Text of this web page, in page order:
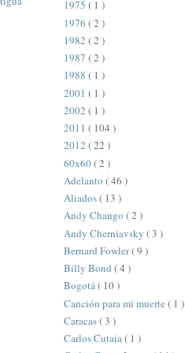
1975 ( 1 )
1976 ( 2 )
1982 ( 2 )
1987 ( 2 )
1988 ( 1 )
2001 ( 1 )
2002 ( 1 )
2011 ( 104 )
2012 ( 22 )
60x60( 2 )
Adelanto ( 46 )
Aliados( 13 )
Andy Chango ( 2 )
Andy Cherniavsky ( 3 )
Bernard Fowler( 9 )
Billy Bond ( 4 )
Bogotá( 10 )
Canción para mi muerte ( 1 )
Caracas( 3 )
Carlos Cutaia( 1 )